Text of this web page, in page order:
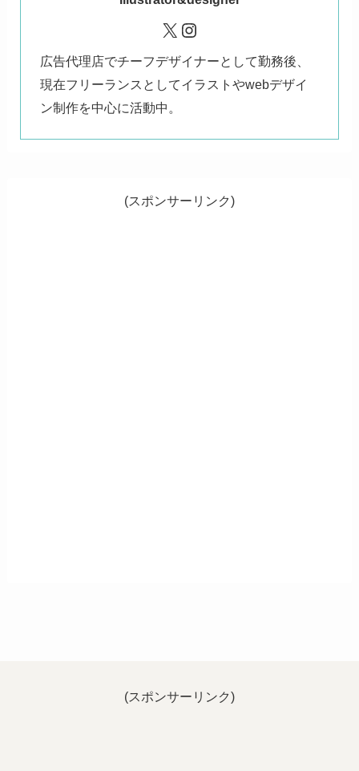
X Instagram
広告代理店でチーフデザイナーとして勤務後、
現在フリーランスとしてイラストやwebデザイ
ン制作を中心に活動中。
(スポンサーリンク)
(スポンサーリンク)